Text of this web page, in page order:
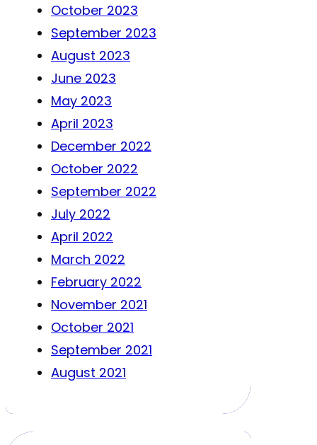
October 2023
September 2023
August 2023
June 2023
May 2023
April 2023
December 2022
October 2022
September 2022
July 2022
April 2022
March 2022
February 2022
November 2021
October 2021
September 2021
August 2021